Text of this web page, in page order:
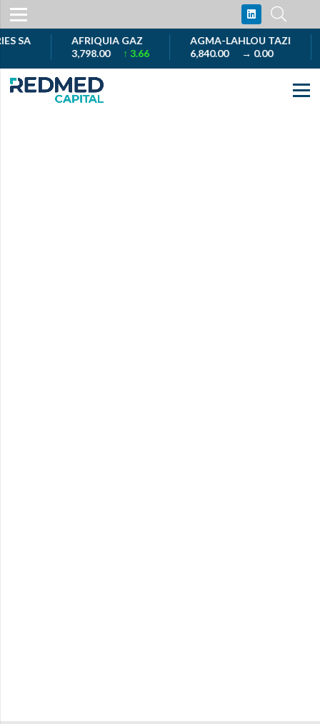
AFRIQUIA GAZ
3,798.00↑ 3.66
AGMA-LAHLOU TAZI
6,840.00→ 0.00